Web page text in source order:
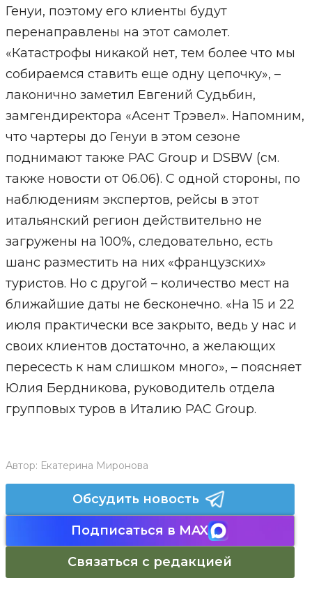
Генуи, поэтому его клиенты будут
перенаправлены на этот самолет.
«Катастрофы никакой нет, тем более что мы
собираемся ставить еще одну цепочку», –
лаконично заметил Евгений Судьбин,
замгендиректора «Асент Трэвел». Напомним,
что чартеры до Генуи в этом сезоне
поднимают также PAC Group и DSBW (см.
также новости от 06.06). С одной стороны, по
наблюдениям экспертов, рейсы в этот
итальянский регион действительно не
загружены на 100%, следовательно, есть
шанс разместить на них «французских»
туристов. Но с другой – количество мест на
ближайшие даты не бесконечно. «На 15 и 22
июля практически все закрыто, ведь у нас и
своих клиентов достаточно, а желающих
пересесть к нам слишком много», – поясняет
Юлия Бердникова, руководитель отдела
групповых туров в Италию PAC Group.
Автор: Екатерина Миронова
Обсудить новость
Подписаться в MAX
Связаться с редакцией